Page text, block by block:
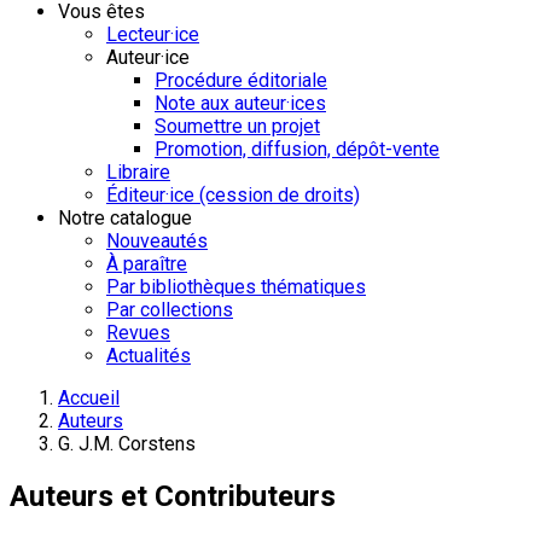
Vous êtes
Lecteur·ice
Auteur·ice
Procédure éditoriale
Note aux auteur·ices
Soumettre un projet
Promotion, diffusion, dépôt-vente
Libraire
Éditeur·ice (cession de droits)
Notre catalogue
Nouveautés
À paraître
Par bibliothèques thématiques
Par collections
Revues
Actualités
Accueil
Auteurs
G. J.M. Corstens
Auteurs et Contributeurs